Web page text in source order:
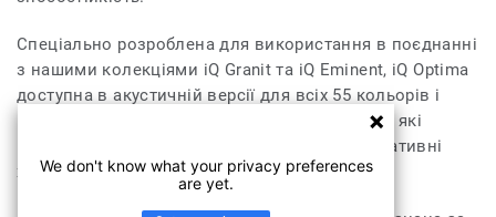
Спеціально розроблена для використання в поєднанні
з нашими колекціями iQ Granit та iQ Eminent, iQ Optima
доступна в акустичній версії для всіх 55 кольорів і
може поєднуватися з нашими колекціями iQ, які
мають неслизькі, статичні провідні та дисипативні
характеристики.
We don't know what your privacy preferences
are yet.